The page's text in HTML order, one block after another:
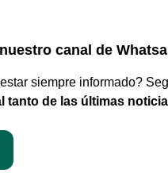
canal de
siempre informado?
tanto de las últimas